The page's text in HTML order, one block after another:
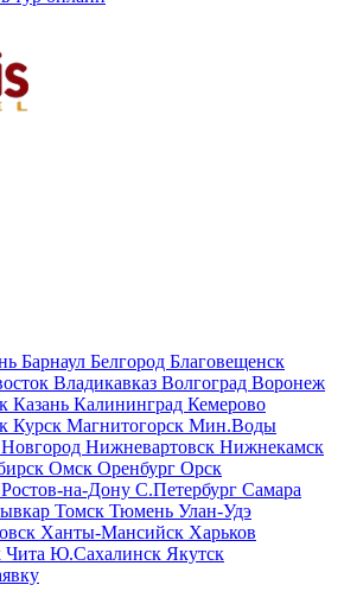
Барнаул Белгород Благовещенск
Владикавказ Волгоград Воронеж
Казань Калининград Кемерово
Курск Магнитогорск Мин.Воды
Нижневартовск Нижнекамск
Омск Оренбург Орск
Ростов-на-Дону С.Петербург Самара
Томск Тюмень Улан-Удэ
Ханты-Мансийск Харьков
Чита Ю.Сахалинск Якутск